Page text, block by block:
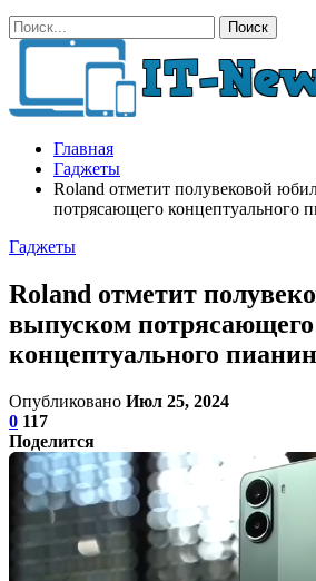
Главная
Гаджеты
Roland отметит полувековой
потрясающего концептуального
Гаджеты
Roland отметит
выпуском потрясающего
концептуального
Опубликовано Июл 25, 2024
0 117
Поделится